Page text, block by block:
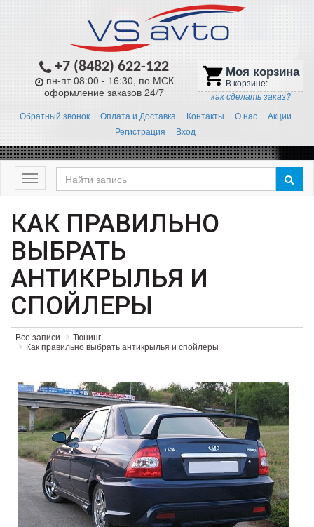
+7 (8482) 622-122
пн-пт 08:00 - 16:30, по МСК
оформление заказов 24/7
shopping_cart Моя корзина
В корзине:
как сделать заказ?
Обратный звонок Оплата и Доставка Контакты О нас
Акции
Регистрация
Вход
Меню
КАК ПРАВИЛЬНО
ВЫБРАТЬ
АНТИКРЫЛЬЯ И
СПОЙЛЕРЫ
Все записи
Тюнинг
Как правильно выбрать антикрылья и спойлеры